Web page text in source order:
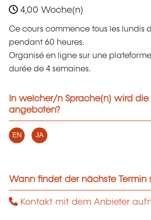
4,00 Woche(n)
Ce cours commence tous les lundis
pendant 60 heures.
Organisé en ligne sur une
durée de 4 semaines.
In welcher/n Sprache(n) wird
angeboten?
EN JA
Wann findet der nächste Termin
Kontakt mit dem Anbieter